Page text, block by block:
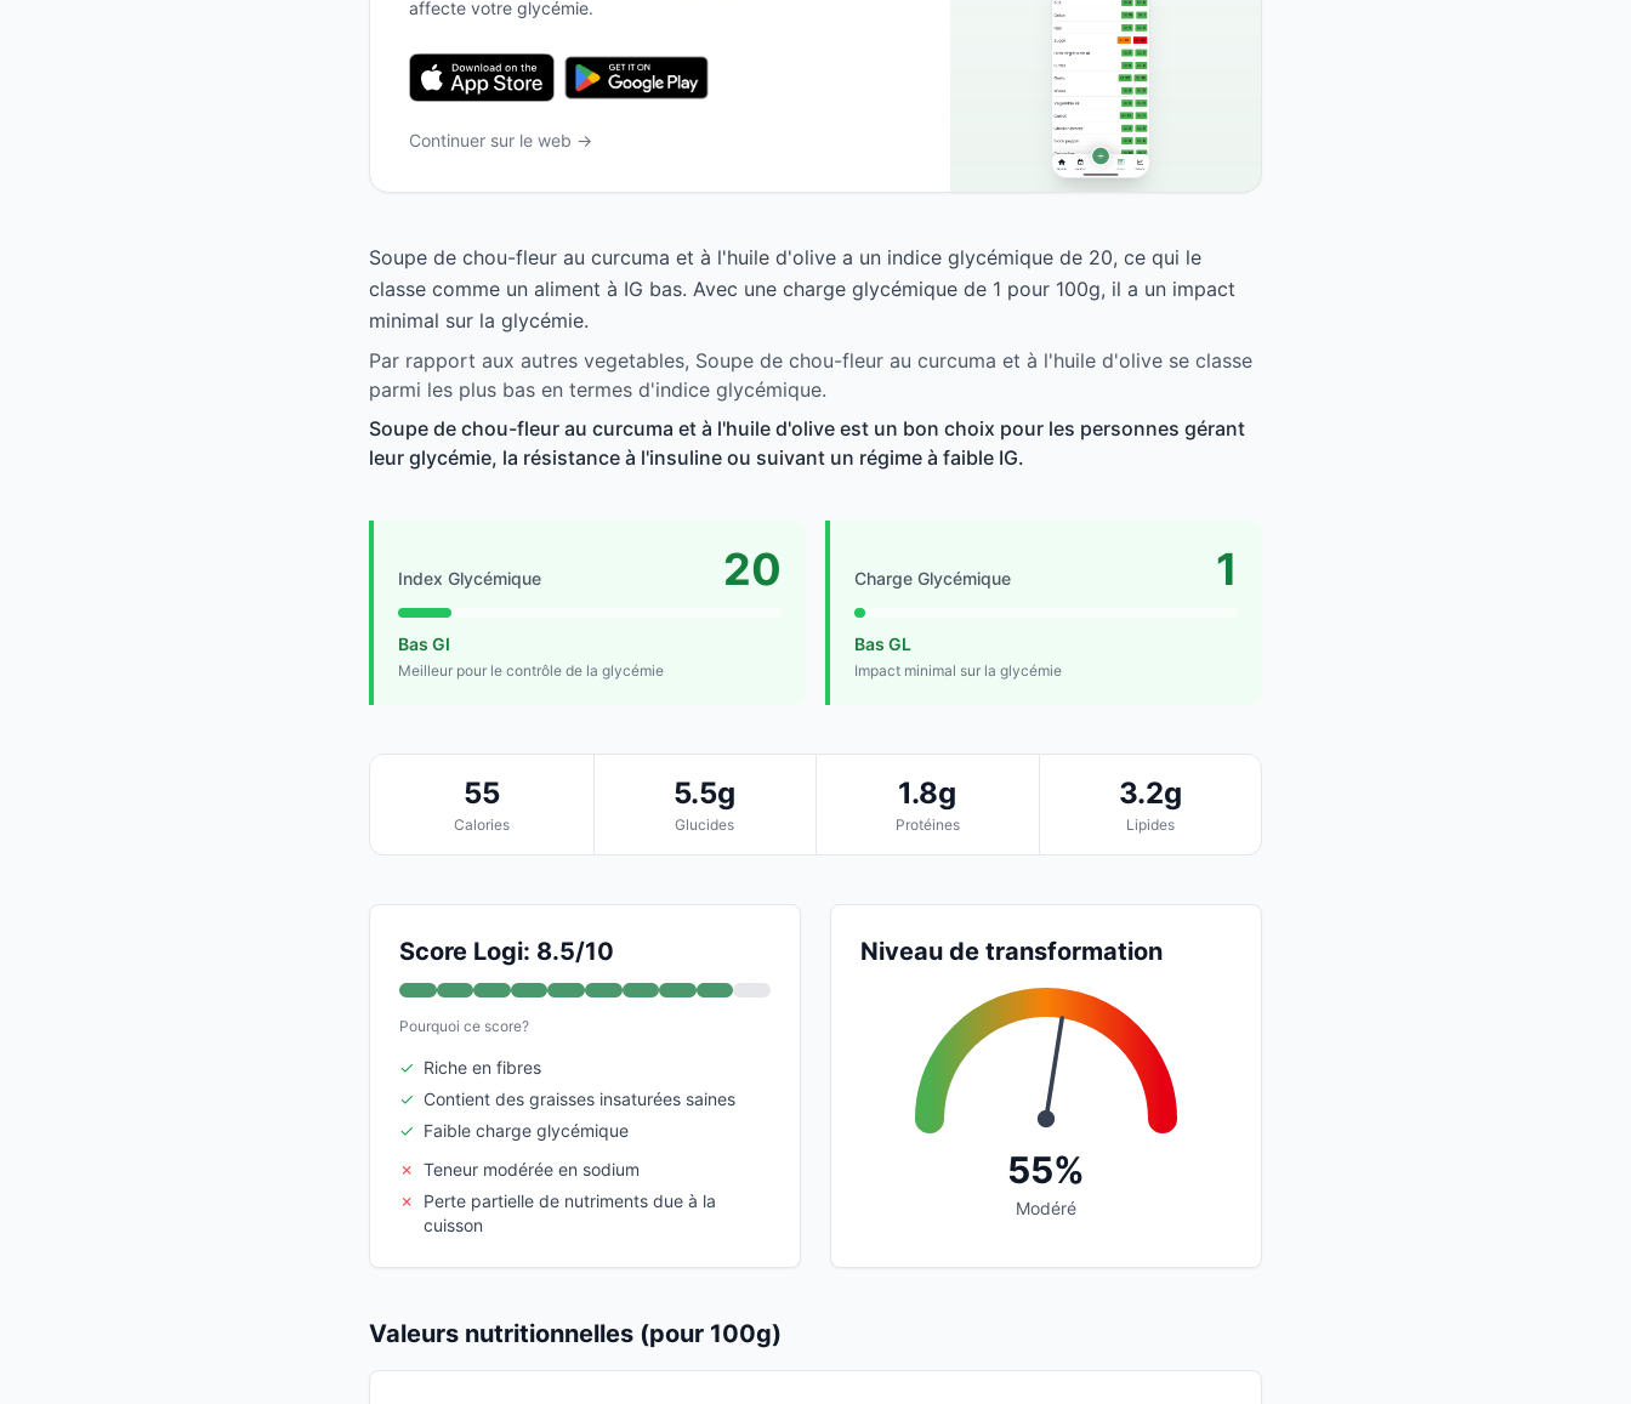
affecte votre glycémie.
Continuer sur le web →
Soupe de chou-fleur au curcuma et à l'huile d'olive a un indice glycémique de 20, ce qui le
classe comme un aliment à IG bas. Avec une charge glycémique de 1 pour 100g, il a un impact
minimal sur la glycémie.
Par rapport aux autres vegetables, Soupe de chou-fleur au curcuma et à l'huile d'olive se classe
parmi les plus bas en termes d'indice glycémique.
Soupe de chou-fleur au curcuma et à l'huile d'olive est un bon choix pour les personnes gérant
leur glycémie, la résistance à l'insuline ou suivant un régime à faible IG.
Index Glycémique 20
Bas GI
Meilleur pour le contrôle de la glycémie
Charge Glycémique 1
Bas GL
Impact minimal sur la glycémie
55
Calories
5.5g
Glucides
1.8g
Protéines
3.2g
Lipides
Score Logi: 8.5/10
Pourquoi ce score?
✓ Riche en fibres
✓ Contient des graisses insaturées saines
✓ Faible charge glycémique
✗ Teneur modérée en sodium
✗
Perte partielle de nutriments due à la
cuisson
Niveau de transformation
55%
Modéré
Valeurs nutritionnelles (pour 100g)